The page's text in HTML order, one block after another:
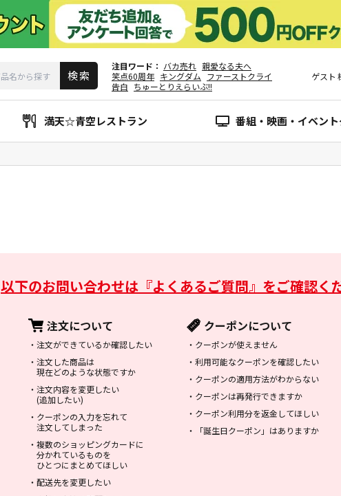
注目ワード バカ売れ 親愛なる夫へ
笑点60周年 キングダム ファーストクライ
告白 ちゅーとりえらいぶ!!
ゲスト
満天☆青空レストラン 番組・映画・イベン
以下のお問い合わせは 『よくあるご質問』をご確認く
注文について
・ 注文ができているか確認したい
・ 注文した商品は
現在どのような状態ですか
・ 注文内容を変更したい
(追加したい)
・ クーポンの入力を忘れて
注文してしまった
・ 複数のショッピングカードに
分かれているものを
ひとつにまとめてほしい
・ 配送先を変更したい
クーポンについて
・ クーポンが使えません
・ 利用可能なクーポンを確認したい
・ クーポンの適用方法がわからない
・ クーポンは再発行できますか
・ クーポン利用分を返金してほしい
・
「誕生日クーポン」はありますか